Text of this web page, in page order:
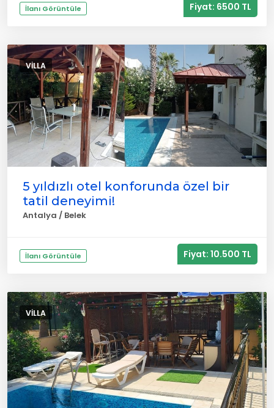
İlanı Görüntüle Fiyat: 6500 TL
VILLA
5 yıldızlı otel konforunda özel bir
tatil deneyimi!
Antalya / Belek
İlanı Görüntüle Fiyat: 10.500 TL
VILLA